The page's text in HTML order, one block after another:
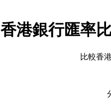
香港銀行匯率
比較香